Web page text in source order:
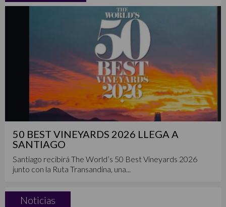
50 BEST VINEYARDS 2026 LLEGA A
SANTIAGO
Santiago recibirá The World’s 50 Best Vineyards 2026
junto con la Ruta Transandina, una...
Noticias